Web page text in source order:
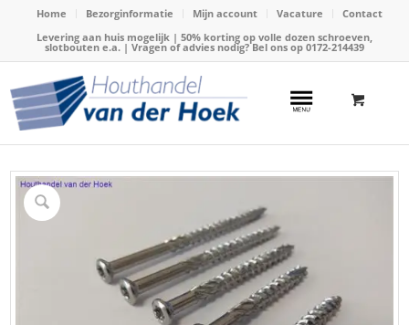
Home Bezorginformatie Mijn account Vacature
Contact
Levering aan huis mogelijk | 50% korting op volle dozen schroeven,
slotbouten e.a. | Vragen of advies nodig? Bel ons op 0172-214439
Home / Webshop / Schroeven / RVS vlonderschroeven (kleine kop)
Schroef RVS AISI410, 5x80mm (TX25)(stuks)